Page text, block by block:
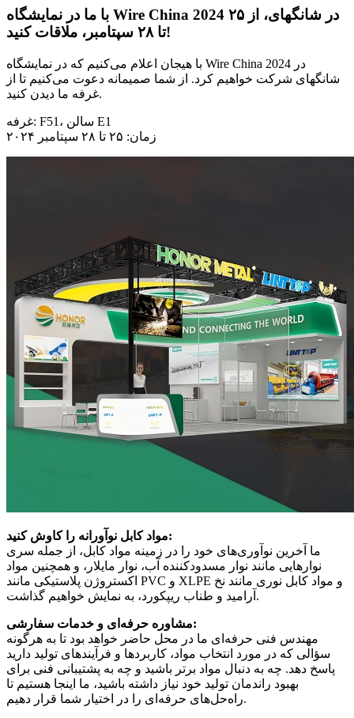
با ما در نمایشگاه Wire China 2024 در شانگهای، از ۲۵
تا ۲۸ سپتامبر، ملاقات کنید!
با هیجان اعلام می‌کنیم که در نمایشگاه Wire China 2024 در
شانگهای شرکت خواهیم کرد. از شما صمیمانه دعوت می‌کنیم تا از
غرفه ما دیدن کنید.
غرفه: F51، سالن E1
زمان: ۲۵ تا ۲۸ سپتامبر ۲۰۲۴
مواد کابل نوآورانه را کاوش کنید:
ما آخرین نوآوری‌های خود را در زمینه مواد کابل، از جمله سری
نوارهایی مانند نوار مسدودکننده آب، نوار مایلار، و همچنین مواد
اکستروژن پلاستیکی مانند PVC و XLPE و مواد کابل نوری مانند نخ
آرامید و طناب ریپکورد، به نمایش خواهیم گذاشت.
مشاوره حرفه‌ای و خدمات سفارشی:
مهندس فنی حرفه‌ای ما در محل حاضر خواهد بود تا به هرگونه
سؤالی که در مورد انتخاب مواد، کاربردها و فرآیندهای تولید دارید
پاسخ دهد. چه به دنبال مواد برتر باشید و چه به پشتیبانی فنی برای
بهبود راندمان تولید خود نیاز داشته باشید، ما اینجا هستیم تا
راه‌حل‌های حرفه‌ای را در اختیار شما قرار دهیم.